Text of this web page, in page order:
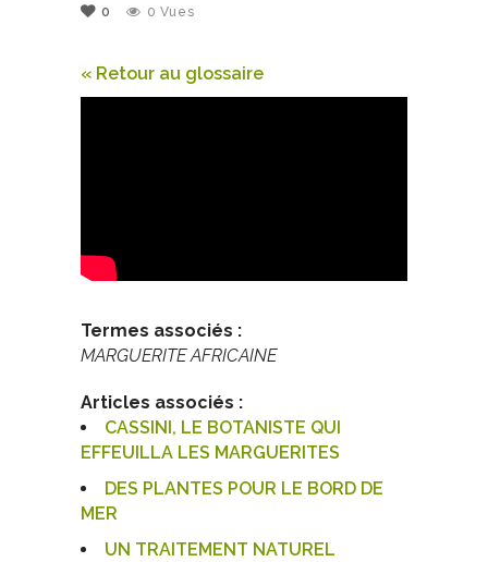
0
0 Vues
« Retour au glossaire
Termes associés :
MARGUERITE AFRICAINE
Articles associés :
CASSINI, LE BOTANISTE QUI
EFFEUILLA LES MARGUERITES
DES PLANTES POUR LE BORD DE
MER
UN TRAITEMENT NATUREL